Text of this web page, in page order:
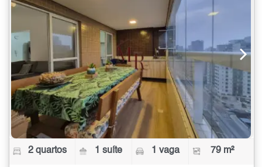
2 quartos 1 suíte 1 vaga 79 m²